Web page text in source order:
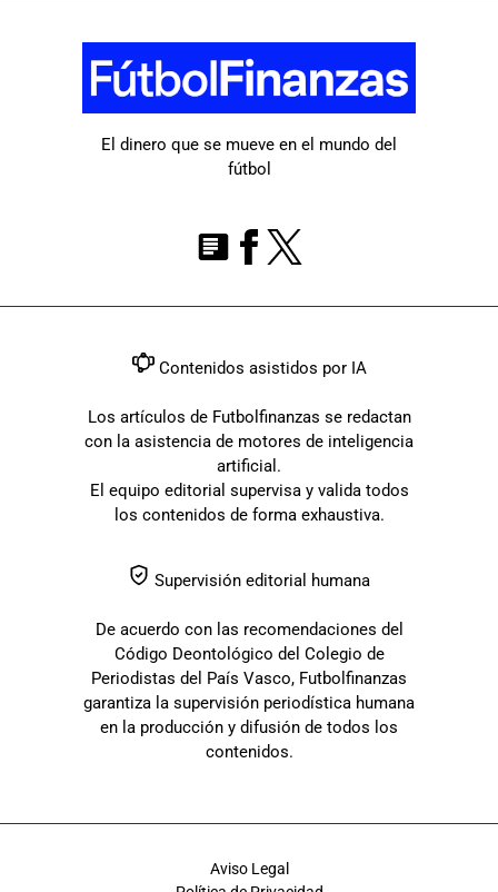
El dinero que se mueve en el mundo del
fútbol
Contenidos asistidos por IA
Los artículos de Futbolfinanzas se redactan
con la asistencia de motores de inteligencia
artificial.
El equipo editorial supervisa y valida todos
los contenidos de forma exhaustiva.
Supervisión editorial humana
De acuerdo con las recomendaciones del
Código Deontológico del Colegio de
Periodistas del País Vasco, Futbolfinanzas
garantiza la supervisión periodística humana
en la producción y difusión de todos los
contenidos.
Aviso Legal